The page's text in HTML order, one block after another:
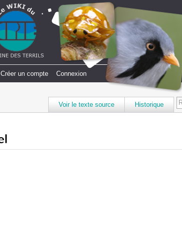
Créer un compte Connexion
Voir le texte source Historique